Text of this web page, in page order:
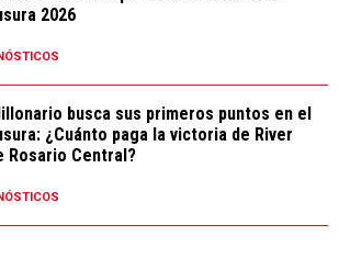
2026
busca sus primeros puntos en el
¿Cuánto paga la victoria de River
Rosario Central?